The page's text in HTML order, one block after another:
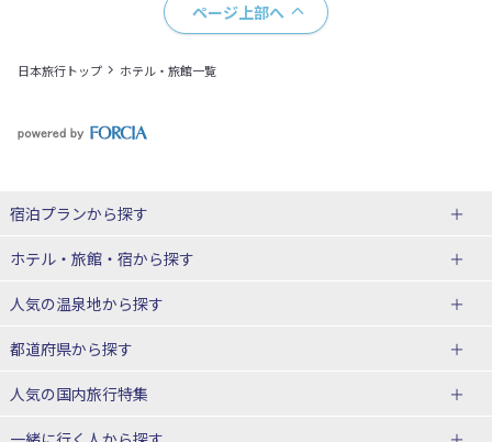
ページ上部へ
日本旅行トップ ホテル・旅館一覧
宿泊プランから探す
北海道
東北
青森県
宮城県
山形県
ホテル・旅館・宿から探す
北海道ホテル・旅館
青森県ホテル・旅館
宮城県ホテル・旅館
人気の温泉地から探す
北海道
湯の川温泉(北海道)
十勝川温泉(北海道)
都道府県から探す
北海道旅行・ツアー
人気の国内旅行特集